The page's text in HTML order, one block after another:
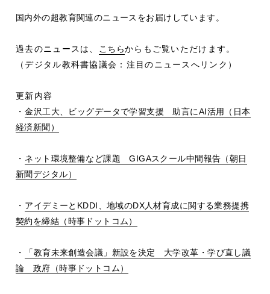
国内外の超教育関連のニュースをお届けしています。
過去のニュースは、 こちらからもご覧いただけます。
（デジタル教科書協議会：注目のニュースへリンク）
更新内容
・金沢工大、ビッグデータで学習支援 助言にAI活用（日本
経済新聞）
・ ネット環境整備など課題GIGAスクール中間報告（朝日
新聞デジタル）
・ アイデミーと KDDI 、地域のDX人材育成に関する業務提携
契約を締結（時事ドットコム）
・
「教育未来創造会議」新設を決定 大学改革・学び直し議
論 政府（時事ドットコム）